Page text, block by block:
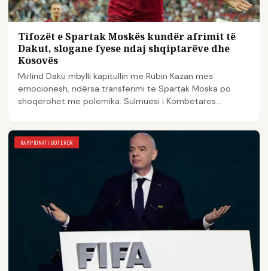
Tifozët e Spartak Moskës kundër afrimit të
Dakut, slogane fyese ndaj shqiptarëve dhe
Kosovës
Mirlind Daku mbylli kapitullin me Rubin Kazan mes
emocionesh, ndërsa transferimi te Spartak Moska po
shoqërohet me polemika. Sulmuesi i Kombëtares
KAMPIONATI BOTEROR